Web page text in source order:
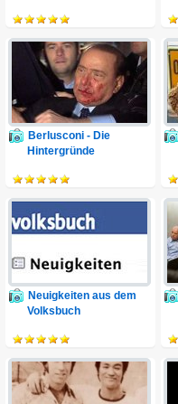
Berlusconi - Die
Hintergründe
Neuigkeiten aus dem
Volksbuch